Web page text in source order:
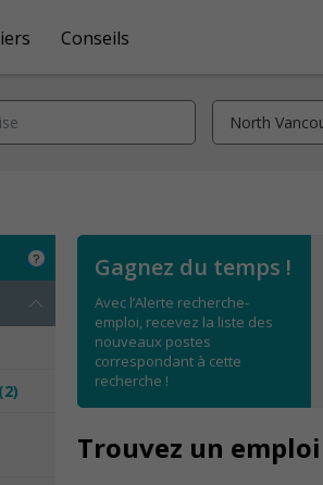
Conseils
Gagnez du temps !
Avec l’Alerte recherche-
emploi, recevez la liste des
nouveaux postes
correspondant à cette
recherche !
Trouvez un